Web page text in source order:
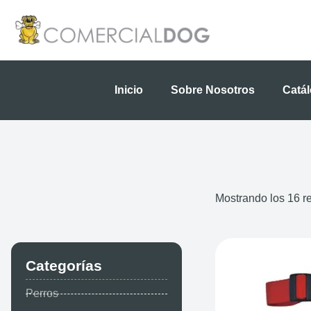
contenido
Inicio Sobre Nosotros
Categorías
Perros
Mostrando los 16